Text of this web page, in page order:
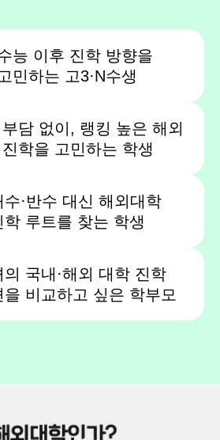
능 이후 진학 방향을
고민하는 고3·N수생
담 없이, 랭킹 높은 해외
학을 고민하는 학생
수·반수 대신 해외대학
학 루트를 찾는 학생
의 국내·해외 대학 진학
을 비교하고 싶은 학부모